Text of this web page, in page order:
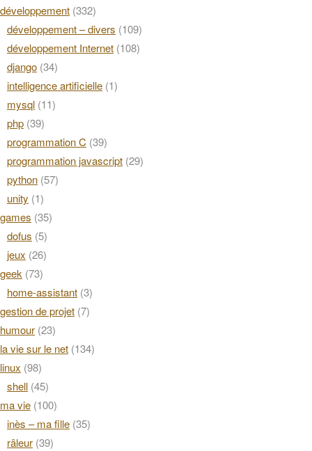
développement (332)
développement – divers (109)
développement Internet (108)
django (34)
intelligence artificielle (1)
mysql (11)
php (39)
programmation C (39)
programmation javascript (29)
python (57)
unity (1)
games (35)
dofus (5)
jeux (26)
geek (73)
home-assistant (3)
gestion de projet (7)
humour (23)
la vie sur le net (134)
linux (98)
shell (45)
ma vie (100)
inès – ma fille (35)
râleur (39)